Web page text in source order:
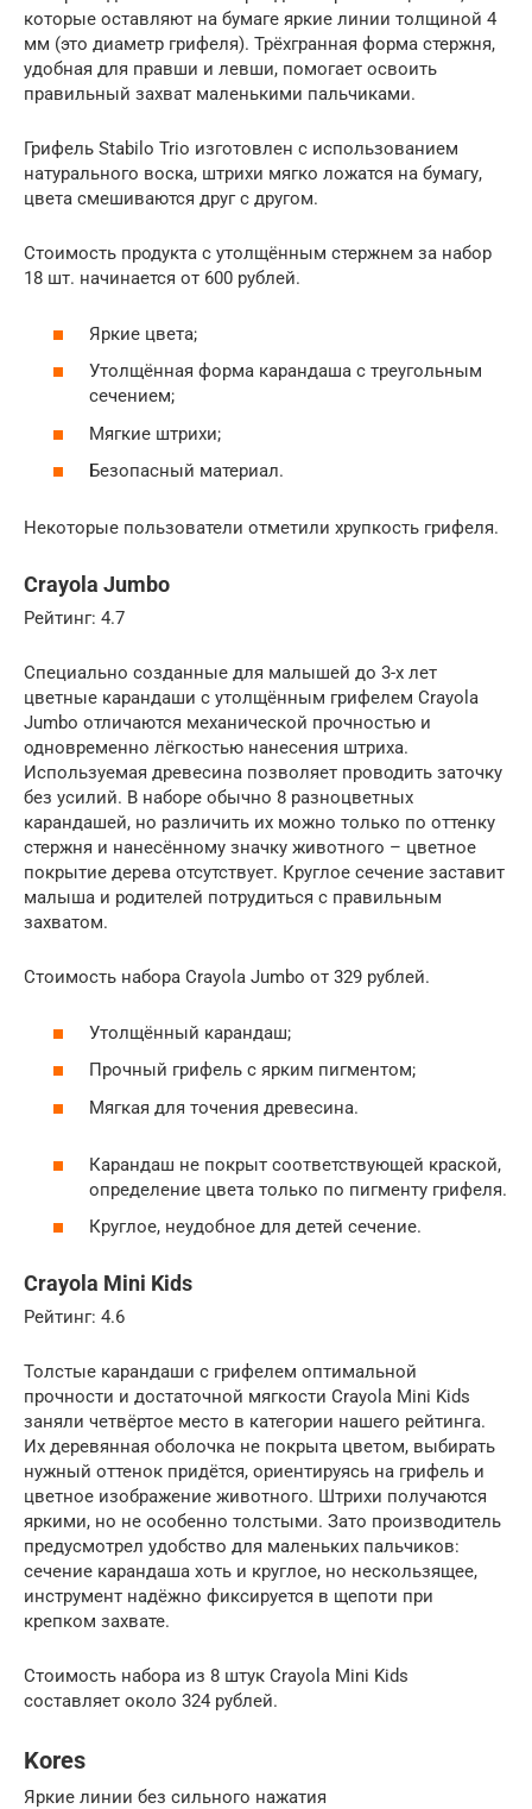
которые оставляют на бумаге яркие линии толщиной 4
мм (это диаметр грифеля). Трёхгранная форма стержня,
удобная для правши и левши, помогает освоить
правильный захват маленькими пальчиками.
Грифель Stabilo Trio изготовлен с использованием
натурального воска, штрихи мягко ложатся на бумагу,
цвета смешиваются друг с другом.
Стоимость продукта с утолщённым стержнем за набор
18 шт. начинается от 600 рублей.
Яркие цвета;
Утолщённая форма карандаша с треугольным
сечением;
Мягкие штрихи;
Безопасный материал.
Некоторые пользователи отметили хрупкость грифеля.
Crayola Jumbo
Рейтинг: 4.7
Специально созданные для малышей до 3-х лет
цветные карандаши с утолщённым грифелем Crayola
Jumbo отличаются механической прочностью и
одновременно лёгкостью нанесения штриха.
Используемая древесина позволяет проводить заточку
без усилий. В наборе обычно 8 разноцветных
карандашей, но различить их можно только по оттенку
стержня и нанесённому значку животного – цветное
покрытие дерева отсутствует. Круглое сечение заставит
малыша и родителей потрудиться с правильным
захватом.
Стоимость набора Crayola Jumbo от 329 рублей.
Утолщённый карандаш;
Прочный грифель с ярким пигментом;
Мягкая для точения древесина.
Карандаш не покрыт соответствующей краской,
определение цвета только по пигменту грифеля.
Круглое, неудобное для детей сечение.
Crayola Mini Kids
Рейтинг: 4.6
Толстые карандаши с грифелем оптимальной
прочности и достаточной мягкости Crayola Mini Kids
заняли четвёртое место в категории нашего рейтинга.
Их деревянная оболочка не покрыта цветом, выбирать
нужный оттенок придётся, ориентируясь на грифель и
цветное изображение животного. Штрихи получаются
яркими, но не особенно толстыми. Зато производитель
предусмотрел удобство для маленьких пальчиков:
сечение карандаша хоть и круглое, но нескользящее,
инструмент надёжно фиксируется в щепоти при
крепком захвате.
Стоимость набора из 8 штук Crayola Mini Kids
составляет около 324 рублей.
Kores
Яркие линии без сильного нажатия